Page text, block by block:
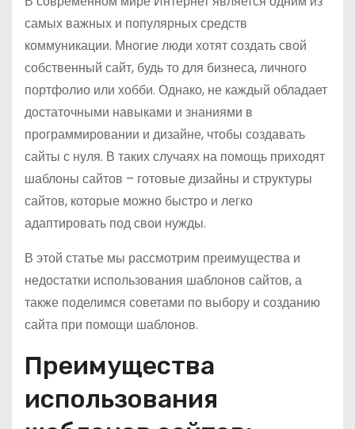
самых важных и популярных средств
коммуникации. Многие люди хотят создать свой
собственный сайт, будь то для бизнеса, личного
портфолио или хобби. Однако, не каждый обладает
достаточными навыками и знаниями в
программировании и дизайне, чтобы создавать
сайты с нуля. В таких случаях на помощь приходят
шаблоны сайтов – готовые дизайны и структуры
сайтов, которые можно быстро и легко
адаптировать под свои нужды.
В этой статье мы рассмотрим преимущества и
недостатки использования шаблонов сайтов, а
также поделимся советами по выбору и созданию
сайта при помощи шаблонов.
Преимущества
использования